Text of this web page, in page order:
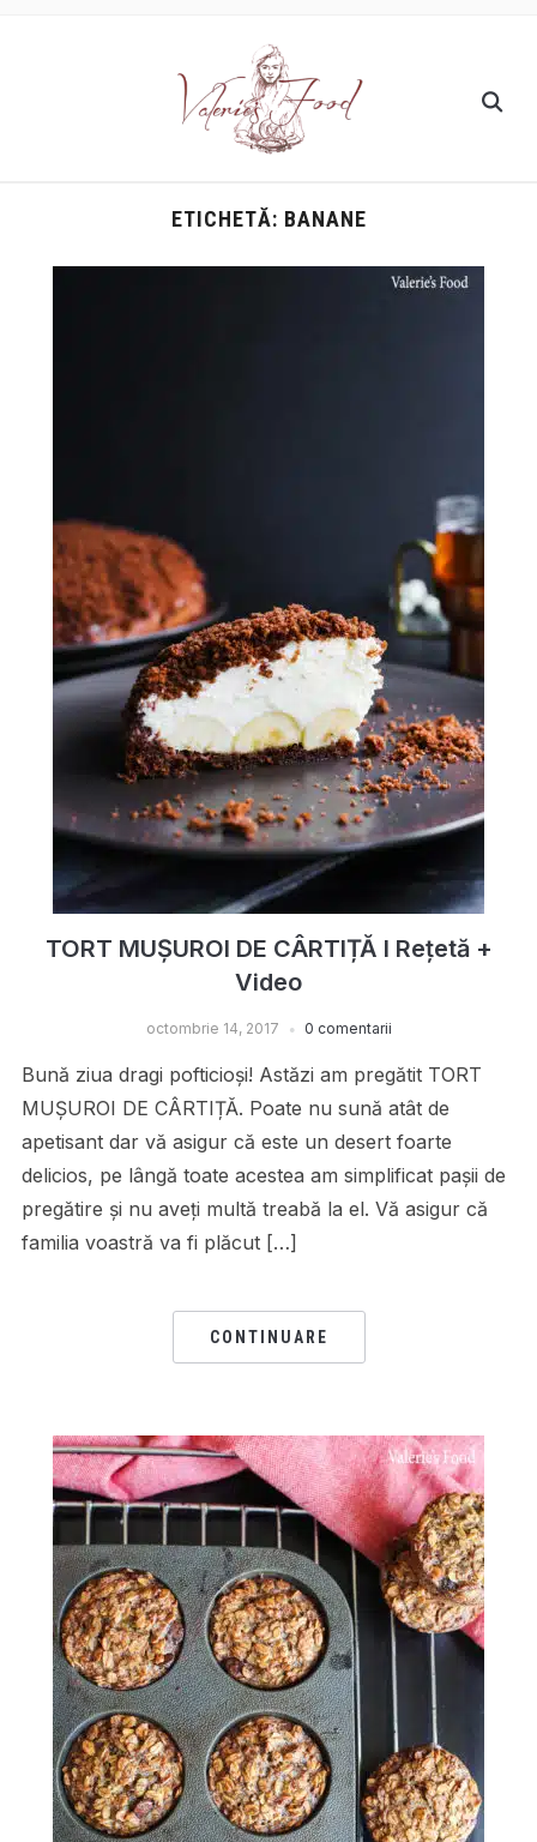
ETICHETĂ: BANANE
TORT MUȘUROI DE CÂRTIȚĂ I Rețetă +
Video
octombrie 14, 2017 0 comentarii
Bună ziua dragi pofticioși! Astăzi am pregătit TORT
MUȘUROI DE CÂRTIȚĂ. Poate nu sună atât de
apetisant dar vă asigur că este un desert foarte
delicios, pe lângă toate acestea am simplificat pașii de
pregătire și nu aveți multă treabă la el. Vă asigur că
familia voastră va fi plăcut […]
CONTINUARE